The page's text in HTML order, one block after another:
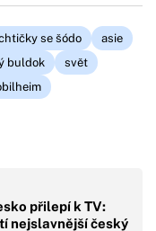
se šódo
asie
buldok
svět
přilepí k TV:
nejslavnější český